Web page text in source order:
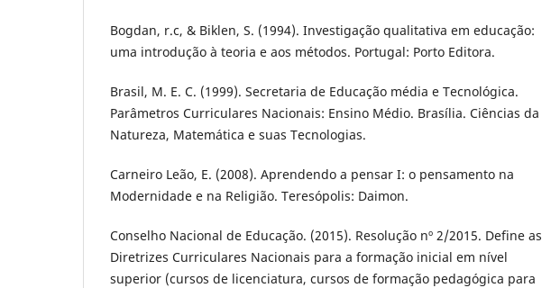
Bogdan, r.c, & Biklen, S. (1994). Investigação qualitativa em educação:
uma introdução à teoria e aos métodos. Portugal: Porto Editora.
Brasil, M. E. C. (1999). Secretaria de Educação média e Tecnológica.
Parâmetros Curriculares Nacionais: Ensino Médio. Brasília. Ciências da
Natureza, Matemática e suas Tecnologias.
Carneiro Leão, E. (2008). Aprendendo a pensar I: o pensamento na
Modernidade e na Religião. Teresópolis: Daimon.
Conselho Nacional de Educação. (2015). Resolução nº 2/2015. Define as
Diretrizes Curriculares Nacionais para a formação inicial em nível
superior (cursos de licenciatura, cursos de formação pedagógica para